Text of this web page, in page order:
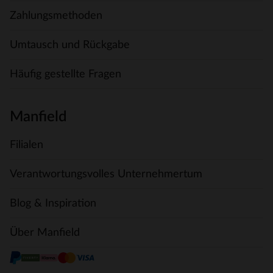
Zahlungsmethoden
Umtausch und Rückgabe
Häufig gestellte Fragen
Manfield
Filialen
Verantwortungsvolles Unternehmertum
Blog & Inspiration
Über Manfield